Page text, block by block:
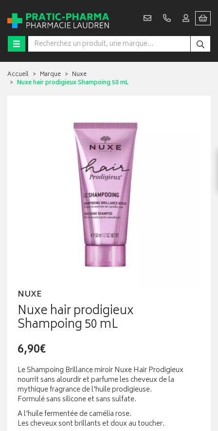
Accueil Marque
Nuxe
Nuxe hair prodigieux Shampoing 50 mL
NUXE
Nuxe hair prodigieux
Shampoing 50 mL
6,90€
Le Shampoing Brillance miroir Nuxe Hair Prodigieux
nourrit sans alourdir et parfume les cheveux de la
mythique fragrance de l'huile prodigieuse.
Formulé sans silicone et sans sulfate.
A l'huile fermentée de camélia rose.
Les cheveux sont brillants et doux au toucher.